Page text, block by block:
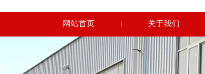
网站首页 关于我们